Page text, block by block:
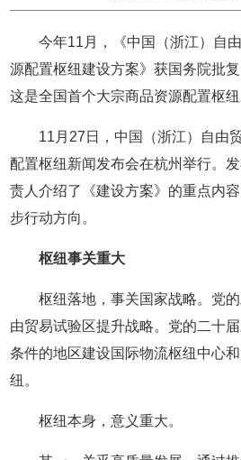
今年11月，《中国（浙江）自
源配置枢纽建设方案》获国务院批
这是全国首个大宗商品资源配置枢纽
11月27日，中国（浙江）自由
配置枢纽新闻发布会在杭州举行。
责人介绍了《建设方案》的重点内
步行动方向。
枢纽事关重大
枢纽落地，事关国家战略。党
由贸易试验区提升战略。党的二十
条件的地区建设国际物流枢纽中心
纽。
枢纽本身，意义重大。